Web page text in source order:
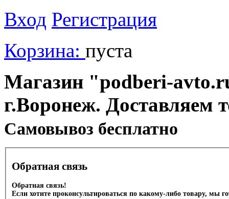
Вход Регистрация
Корзина: пуста
Магазин "podberi-
г.Воронеж. Доставляем
Cамовывоз бесплатно
Обратная связь
Обратная связь!
Если хотите проконсультироваться по какому-либо товару, мы